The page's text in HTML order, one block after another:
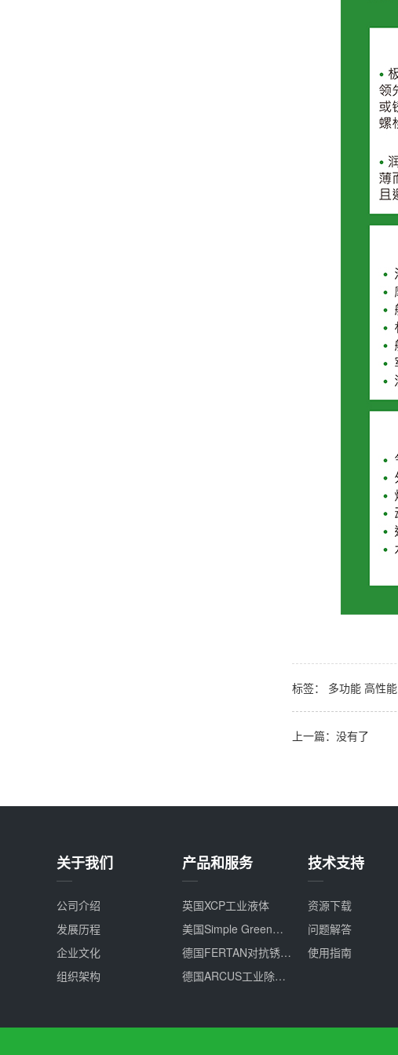
标签： 多功能 高性能
上一篇：没有了
关于我们
公司介绍
发展历程
企业文化
组织架构
产品和服务
英国XCP工业液体
美国Simple Green高效全能环保清洁剂
德国FERTAN对抗锈蚀解决方案
德国ARCUS工业除锈/防锈剂
技术支持
资源下载
问题解答
使用指南